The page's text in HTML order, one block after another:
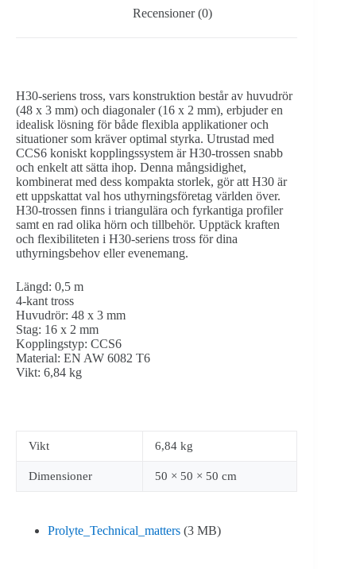
Recensioner (0)
H30-seriens tross, vars konstruktion består av huvudrör
(48 x 3 mm) och diagonaler (16 x 2 mm), erbjuder en
idealisk lösning för både flexibla applikationer och
situationer som kräver optimal styrka. Utrustad med
CCS6 koniskt kopplingssystem är H30-trossen snabb
och enkelt att sätta ihop. Denna mångsidighet,
kombinerat med dess kompakta storlek, gör att H30 är
ett uppskattat val hos uthyrningsföretag världen över.
H30-trossen finns i triangulära och fyrkantiga profiler
samt en rad olika hörn och tillbehör. Upptäck kraften
och flexibiliteten i H30-seriens tross för dina
uthyrningsbehov eller evenemang.
Längd: 0,5 m
4-kant tross
Huvudrör: 48 x 3 mm
Stag: 16 x 2 mm
Kopplingstyp: CCS6
Material: EN AW 6082 T6
Vikt: 6,84 kg
Vikt 6,84 kg
Dimensioner 50 × 50 × 50 cm
Prolyte_Technical_matters (3 MB)